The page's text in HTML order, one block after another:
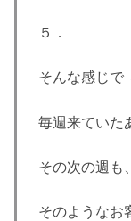
５．
そんな感じで
毎週来ていた
その次の週も
そのようなお